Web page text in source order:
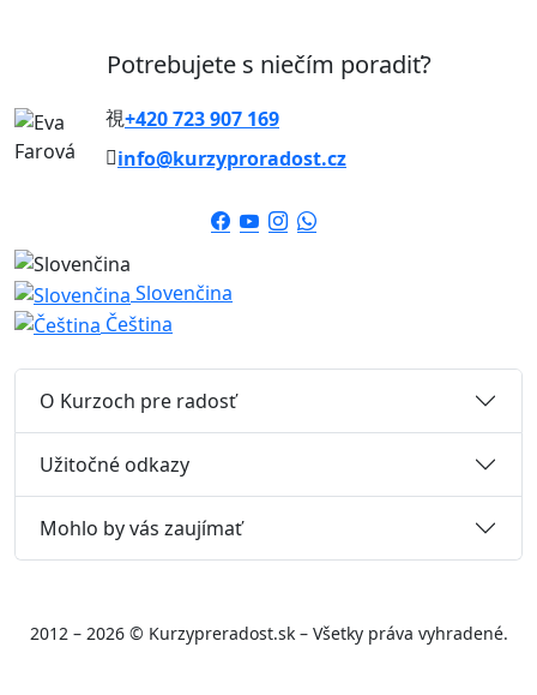
Potrebujete s niečím poradiť?
+420 723 907 169
info@kurzyproradost.cz
Slovenčina
Čeština
O Kurzoch pre radosť
Užitočné odkazy
Mohlo by vás zaujímať
2012 – 2026 © Kurzypreradost.sk – Všetky práva vyhradené.